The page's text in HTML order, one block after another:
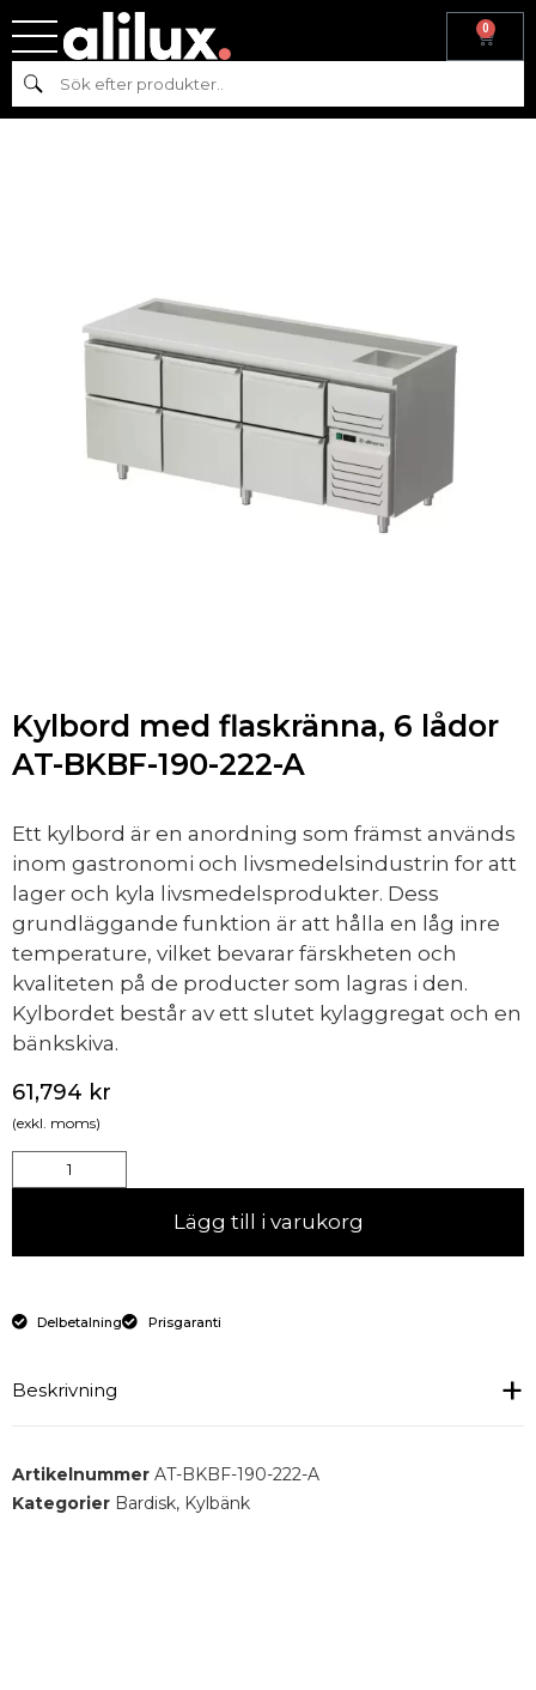
0
Sök
Hem
BKBF-190-222-A
Kylbord med flaskränna, 6 lådor
AT-BKBF-190-222-A
Ett kylbord är en anordning som främst används
inom gastronomi och livsmedelsindustrin for att
lager och kyla livsmedelsprodukter. Dess
grundläggande funktion är att hålla en låg inre
temperature, vilket bevarar färskheten och
kvaliteten på de producter som lagras i den.
Kylbordet består av ett slutet kylaggregat och en
bänkskiva.
61,794 kr
(exkl. moms)
Lägg till i varukorg
Delbetalning Prisgaranti
Beskrivning
Kylt barbord med 6 lådor, kylränna for flaskor och
ispool.
Artikelnummer AT-BKBF-190-222-A
Kategorier Bardisk, Kylbänk